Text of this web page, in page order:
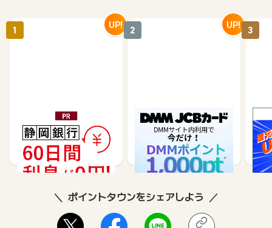
┗商品発送期間:2026年9月下旬頃
（条件1）カード発行対象期間:2026年7月16日(木) ～ 10月15
日(木)
(条件2) カード利用期間:2026年10月16日(金) ～ 2027年2
月15日(月)
┗商品発送期間:2027年4月上旬頃
（条件1）カード発行対象期間:2027年1月16日(土) ～ 4月30
日(金)
┗商品発送期間:2027年6月下旬頃
静岡銀行カードローンSE
LECA（セレカ）
26,250 35,000
1 UP!
DMM JCBカード（発
3,000 5,500
2 UP!
※合
※【
シ
3
ポイントタウンをシェアしよう